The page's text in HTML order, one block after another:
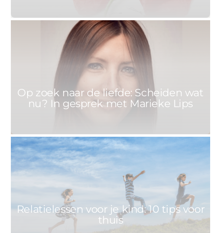
16 JUNI 2021
Op zoek naar de liefde: Scheiden wat
nu? In gesprek met Marieke Lips
MARIEKE 16 JUNI 2021
Relatielessen voor je kind: 10 tips voor
thuis